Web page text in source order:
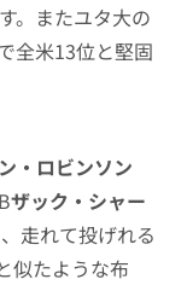
。またユタ大の
全米13位と堅固
・ロビンソン
ザック・シャー
走れて投げれる
似たような布